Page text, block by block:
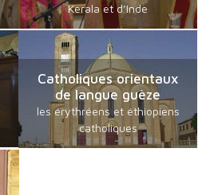
Kerala et d’Inde
Catholiques orientaux
de langue guèze
les érythréens et éthiopiens
catholiques